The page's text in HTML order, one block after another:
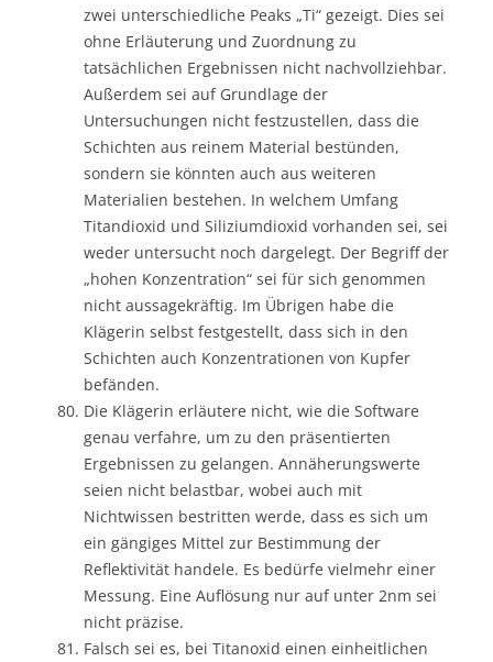
zwei unterschiedliche Peaks „Ti“ gezeigt. Dies sei
ohne Erläuterung und Zuordnung zu
tatsächlichen Ergebnissen nicht nachvollziehbar.
Außerdem sei auf Grundlage der
Untersuchungen nicht festzustellen, dass die
Schichten aus reinem Material bestünden,
sondern sie könnten auch aus weiteren
Materialien bestehen. In welchem Umfang
Titandioxid und Siliziumdioxid vorhanden sei, sei
weder untersucht noch dargelegt. Der Begriff der
„hohen Konzentration“ sei für sich genommen
nicht aussagekräftig. Im Übrigen habe die
Klägerin selbst festgestellt, dass sich in den
Schichten auch Konzentrationen von Kupfer
befänden.
Die Klägerin erläutere nicht, wie die Software
genau verfahre, um zu den präsentierten
Ergebnissen zu gelangen. Annäherungswerte
seien nicht belastbar, wobei auch mit
Nichtwissen bestritten werde, dass es sich um
ein gängiges Mittel zur Bestimmung der
Reflektivität handele. Es bedürfe vielmehr einer
Messung. Eine Auflösung nur auf unter 2nm sei
nicht präzise.
Falsch sei es, bei Titanoxid einen einheitlichen